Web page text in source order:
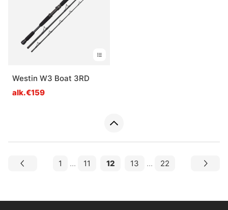
Westin W3 Boat 3RD
alk.€159
1 ... 11 12 13 ... 22